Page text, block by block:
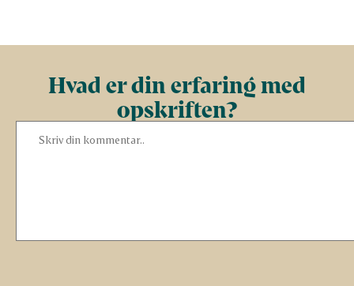
Hvad er din erfaring med
opskriften?